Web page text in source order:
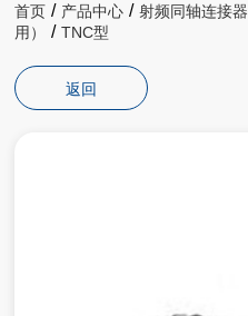
首页 / 产品中心 / 射频同轴连接器
用）
/ TNC型
返回